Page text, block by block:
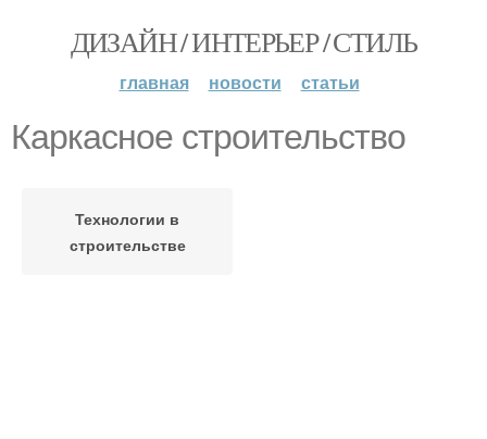
ДИЗАЙН / ИНТЕРЬЕР / СТИЛЬ
главная новости статьи
Каркасное строительство
Технологии в
строительстве